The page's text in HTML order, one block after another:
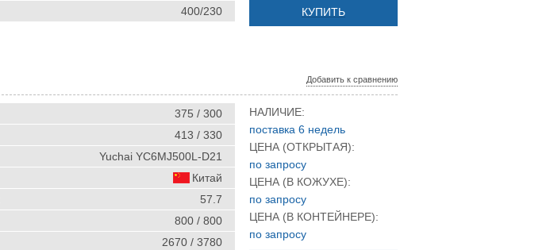
400/230 КУПИТЬ
Добавить к сравнению
375 / 300
413 / 330
Yuchai YC6MJ500L-D21
Китай
57.7
800 / 800
2670 / 3780
НАЛИЧИЕ:
поставка 6 недель
ЦЕНА (ОТКРЫТАЯ):
по запросу
ЦЕНА (В КОЖУХЕ):
по запросу
ЦЕНА (В КОНТЕЙНЕРЕ):
по запросу